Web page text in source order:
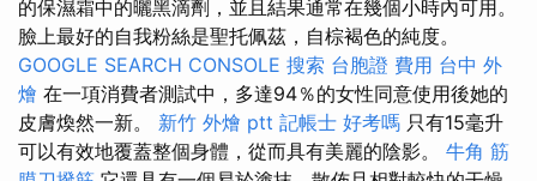
的保濕霜中的曬黑滴劑，並且結果通常在幾個小時內可用。
臉上最好的自我粉絲是聖托佩茲，自棕褐色的純度。
GOOGLE SEARCH CONSOLE 搜索 台胞證 費用 台中 外
燴 在一項消費者測試中，多達94％的女性同意使用後她的
皮膚煥然一新。 新竹 外燴 ptt 記帳士 好考嗎 只有15毫升
可以有效地覆蓋整個身體，從而具有美麗的陰影。 牛角 筋